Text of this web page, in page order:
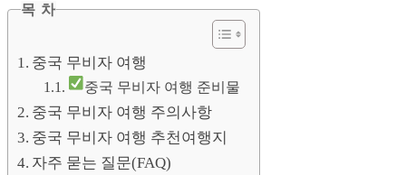
목 차
중국 무비자 여행
중국 무비자 여행 준비물
중국 무비자 여행 주의사항
중국 무비자 여행 추천여행지
자주 묻는 질문(FAQ)